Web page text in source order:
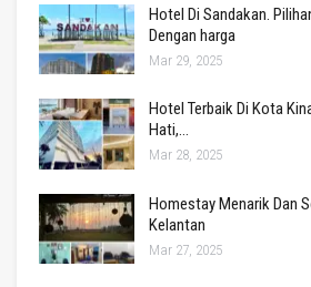
Hotel Di Sandakan.
Dengan harga
Mar 29, 2025
Hotel Terbaik Di Kota
Hati,…
Mar 28, 2025
Homestay Menarik Dan
Kelantan
Mar 27, 2025